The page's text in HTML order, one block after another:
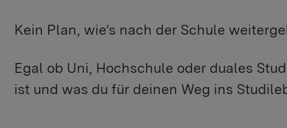
Kein Plan, wie’s nach der Schule
Egal ob Uni, Hochschule oder duales
ist und was du für deinen Weg ins